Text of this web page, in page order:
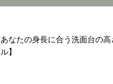
あなたの身長に合う洗面台の
ル】